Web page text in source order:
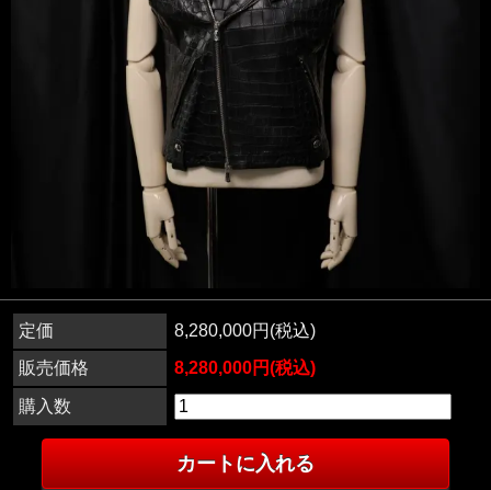
定価
8,280,000円(税込)
販売価格
8,280,000円(税込)
購入数